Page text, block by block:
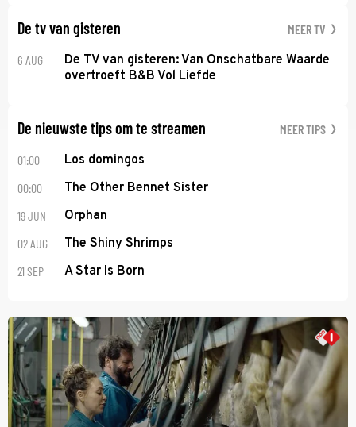
De tv van gisteren MEER TV
6 AUG
De TV van gisteren: Van Onschatbare Waarde
overtroeft B&B Vol Liefde
De nieuwste tips om te streamen MEER TIPS
01:00 Los domingos
00:00 The Other Bennet Sister
19 JUN Orphan
02 AUG The Shiny Shrimps
21 SEP A Star Is Born